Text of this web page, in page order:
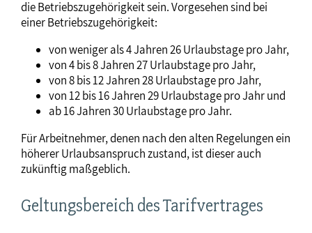
die Betriebszugehörigkeit sein. Vorgesehen sind bei
einer Betriebszugehörigkeit:
von weniger als 4 Jahren 26 Urlaubstage pro Jahr,
von 4 bis 8 Jahren 27 Urlaubstage pro Jahr,
von 8 bis 12 Jahren 28 Urlaubstage pro Jahr,
von 12 bis 16 Jahren 29 Urlaubstage pro Jahr und
ab 16 Jahren 30 Urlaubstage pro Jahr.
Für Arbeitnehmer, denen nach den alten Regelungen ein
höherer Urlaubsanspruch zustand, ist dieser auch
zukünftig maßgeblich.
Geltungsbereich des Tarifvertrages